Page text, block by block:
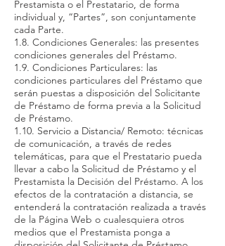
Prestamista o el Prestatario, de forma
individual y, “Partes”, son conjuntamente
cada Parte.
1.8. Condiciones Generales: las presentes
condiciones generales del Préstamo.
1.9. Condiciones Particulares: las
condiciones particulares del Préstamo que
serán puestas a disposición del Solicitante
de Préstamo de forma previa a la Solicitud
de Préstamo.
1.10. Servicio a Distancia/ Remoto: técnicas
de comunicación, a través de redes
telemáticas, para que el Prestatario pueda
llevar a cabo la Solicitud de Préstamo y el
Prestamista la Decisión del Préstamo. A los
efectos de la contratación a distancia, se
entenderá la contratación realizada a través
de la Página Web o cualesquiera otros
medios que el Prestamista ponga a